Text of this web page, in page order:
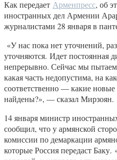
Как передает Арменпресс, об
иностранных дел Армении
журналистами 28 января в
«У нас пока нет уточнений,
уточняются. Идет постоянная
непрерывно. Сейчас мы
какая часть недопустима, на
соответственно — какие
найдены?», — сказал Мирзоян.
14 января министр
сообщил, что у армянской
комиссии по демаркации
которые Россия передаст Баку.